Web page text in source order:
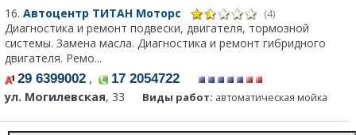
16. Автоцентр ТИТАН Моторс (4)
Диагностика и ремонт подвески, двигателя, тормозной
системы. Замена масла. Диагностика и ремонт гибридного
двигателя. Ремо...
29 6399002 ,
17 2054722
ул. Могилевская, 33 Виды работ: автоматическая мойка